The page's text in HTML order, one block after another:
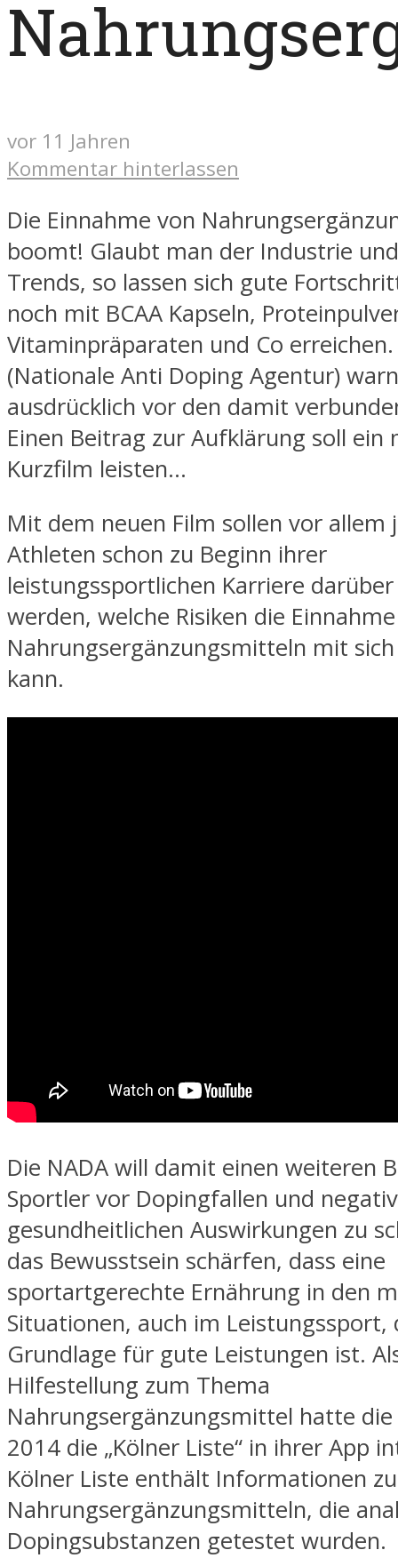
vor 11 Jahren
Kommentar hinterlassen
Die Einnahme von
boomt! Glaubt man der Industrie
Trends, so lassen sich gute
noch mit BCAA Kapseln,
Vitaminpräparaten und Co erreichen.
(Nationale Anti Doping Agentur)
ausdrücklich vor den damit
Einen Beitrag zur Aufklärung soll ein
Kurzfilm leisten…
Mit dem neuen Film sollen vor allem
Athleten schon zu Beginn ihrer
leistungssportlichen Karriere
werden, welche Risiken die
Nahrungsergänzungsmitteln mit
kann.
Die NADA will damit einen weiteren
Sportler vor Dopingfallen und
gesundheitlichen Auswirkungen zu
das Bewusstsein schärfen, dass eine
sportartgerechte Ernährung in den
Situationen, auch im Leistungssport,
Grundlage für gute Leistungen ist.
Hilfestellung zum Thema
Nahrungsergänzungsmittel hatte die
2014 die „Kölner Liste“ in ihrer App
Kölner Liste enthält Informationen zu
Nahrungsergänzungsmitteln, die
Dopingsubstanzen getestet wurden.